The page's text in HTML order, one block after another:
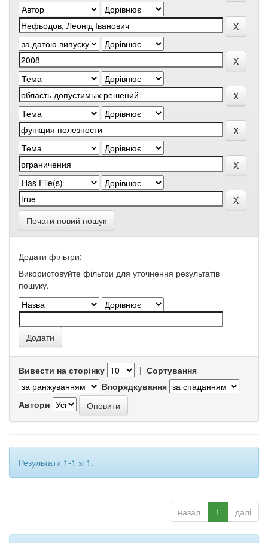
Почати новий пошук
Додати фільтри:
Використовуйте фільтри для уточнення результатів
пошуку.
Вивести на сторінку | Сортування
Впорядкування
Автори
Результати 1-1 зі 1.
назад 1 далі